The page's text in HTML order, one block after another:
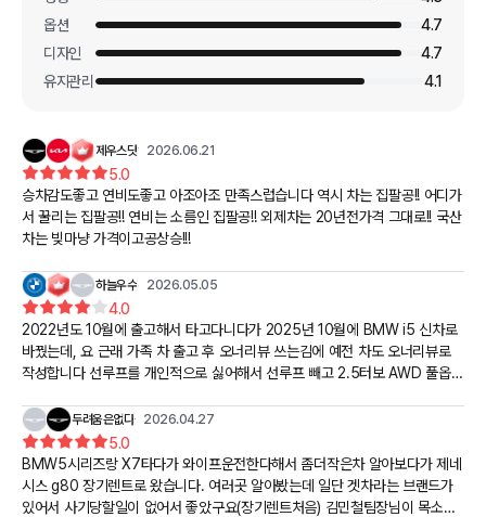
옵션
4.7
디자인
4.7
유지관리
4.1
제우스닷 2026.06.21
5.0
승차감도좋고 연비도좋고 아조아조 만족스럽습니다 역시 차는 집팔공!! 어디가
서 꿀리는 집팔공!! 연비는 소름인 집팔공!! 외제차는 20년전가격 그대로!! 국산
차는 빚마냥 가격이고공상승!!!
하늘우수 2026.05.05
4.0
2022년도 10월에 출고해서 타고다니다가 2025년 10월에 BMW i5 신차로
바꿨는데, 요 근래 가족 차 출고 후 오너리뷰 쓰는김에 예전 차도 오너리뷰로
작성합니다 선루프를 개인적으로 싫어해서 선루프 빼고 2.5터보 AWD 풀옵션
차감에 만족하며 탔습니다. 다만 80키로속도 이상으로 달리지 않으면 개똥이
되는 연비에 BMW에 후륜만 에어서스지만 에어서스차량으로 바꾼뒤에서야
알게된 미세한 승차감 차이와 밟아도 안나가는거였다는 부분이 기억에 남네요.
두려움은없다 2026.04.27
5.0
BMW5시리즈랑 X7타다가 와이프운전한다해서 좀더작은차 알아보다가 제네
시스 g80 장기렌트로 왔습니다. 여러곳 알아봤는데 일단 겟차라는 브랜드가
있어서 사기당할일이 없어서 좋았구요(장기렌트처음) 김민철팀장님이 목소리